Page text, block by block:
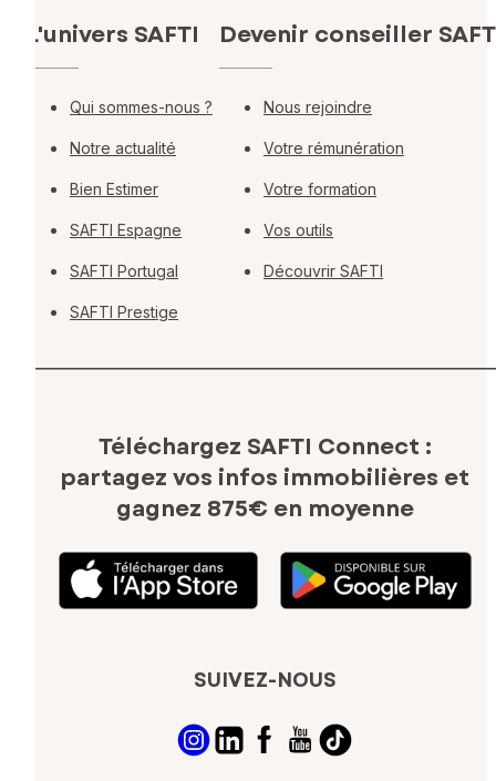
L'univers SAFTI
Qui sommes-nous ?
Notre actualité
Bien Estimer
SAFTI Espagne
SAFTI Portugal
SAFTI Prestige
Devenir conseiller
Nous rejoindre
Votre rémunération
Votre formation
Vos outils
Découvrir SAFTI
Téléchargez SAFTI Connect :
partagez vos infos immobilières et
gagnez 875€ en moyenne
SUIVEZ-NOUS